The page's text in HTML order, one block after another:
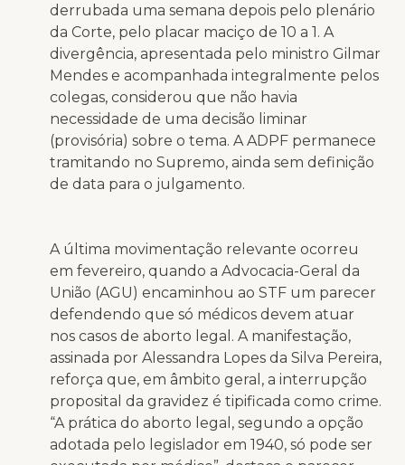
derrubada uma semana depois pelo plenário
da Corte, pelo placar maciço de 10 a 1. A
divergência, apresentada pelo ministro Gilmar
Mendes e acompanhada integralmente pelos
colegas, considerou que não havia
necessidade de uma decisão liminar
(provisória) sobre o tema. A ADPF permanece
tramitando no Supremo, ainda sem definição
de data para o julgamento.
A última movimentação relevante ocorreu
em fevereiro, quando a Advocacia-Geral da
União (AGU) encaminhou ao STF um parecer
defendendo que só médicos devem atuar
nos casos de aborto legal. A manifestação,
assinada por Alessandra Lopes da Silva Pereira,
reforça que, em âmbito geral, a interrupção
proposital da gravidez é tipificada como crime.
“A prática do aborto legal, segundo a opção
adotada pelo legislador em 1940, só pode ser